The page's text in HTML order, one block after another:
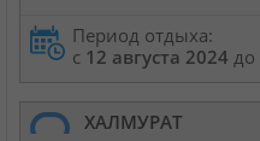
Период отдыха:
с 12 августа 2024 до
ХАЛМУРАТ